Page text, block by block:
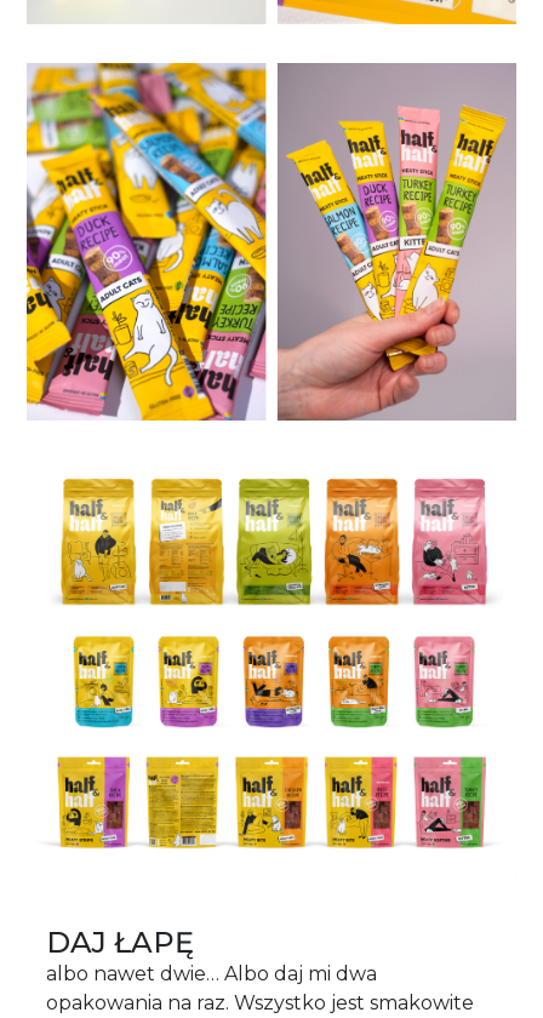
DAJ ŁAPĘ
albo nawet dwie… Albo daj mi dwa
opakowania na raz. Wszystko jest smakowite